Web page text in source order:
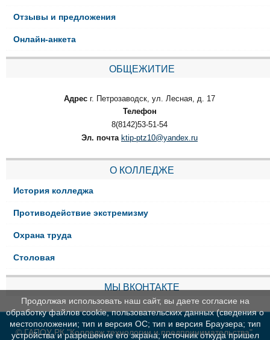
Отзывы и предложения
Онлайн-анкета
ОБЩЕЖИТИЕ
Адрес г. Петрозаводск, ул. Лесная, д. 17
Телефон
8(8142)53-51-54
Эл. почта ktip-ptz10@yandex.ru
О КОЛЛЕДЖЕ
История колледжа
Противодействие экстремизму
Охрана труда
Столовая
МЫ ВКОНТАКТЕ
© ГАПОУ РК "Колледж технологии и предпринимательства"
Продолжая использовать наш сайт, вы даете согласие на
обработку файлов cookie, пользовательских данных (сведения о
местоположении; тип и версия ОС; тип и версия Браузера; тип
устройства и разрешение его экрана; источник откуда пришел